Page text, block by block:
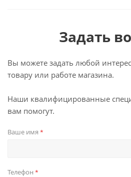
Задать
Вы можете задать любой
товару или работе магазина.
Наши квалифицированные
вам помогут.
Ваше имя *
Телефон *